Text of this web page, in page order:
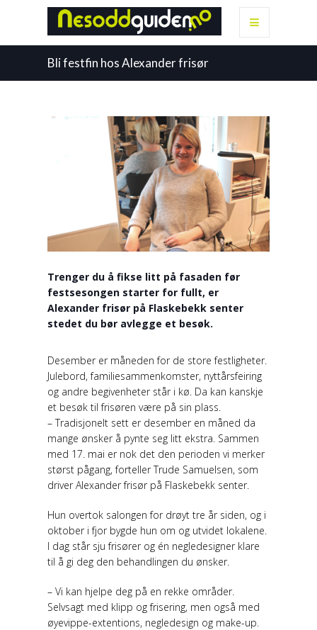
Bli festfin hos Alexander frisør
Trenger du å fikse litt på fasaden før
festsesongen starter for fullt, er
Alexander frisør på Flaskebekk senter
stedet du bør avlegge et besøk.
Desember er måneden for de store festligheter.
Julebord, familiesammenkomster, nyttårsfeiring
og andre begivenheter står i kø. Da kan kanskje
et besøk til frisøren være på sin plass.
– Tradisjonelt sett er desember en måned da
mange ønsker å pynte seg litt ekstra. Sammen
med 17. mai er nok det den perioden vi merker
størst pågang, forteller Trude Samuelsen, som
driver Alexander frisør på Flaskebekk senter.
Hun overtok salongen for drøyt tre år siden, og i
oktober i fjor bygde hun om og utvidet lokalene.
I dag står sju frisører og én negledesigner klare
til å gi deg den behandlingen du ønsker.
– Vi kan hjelpe deg på en rekke områder.
Selvsagt med klipp og frisering, men også med
øyevippe-extentions, negledesign og make-up.